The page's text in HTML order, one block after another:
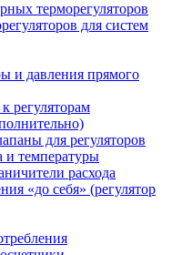
терморегуляторов
для систем
и давления прямого
регуляторам
для регуляторов
и температуры
расхода
«до себя» (регулятор